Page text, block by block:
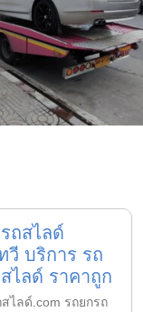
ถสไลด์
วี บริการ รถ
ไลด์ ราคาถูก
ไลด์.com รถยกรถ